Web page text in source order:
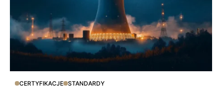
CERTYFIKACJE STANDARDY